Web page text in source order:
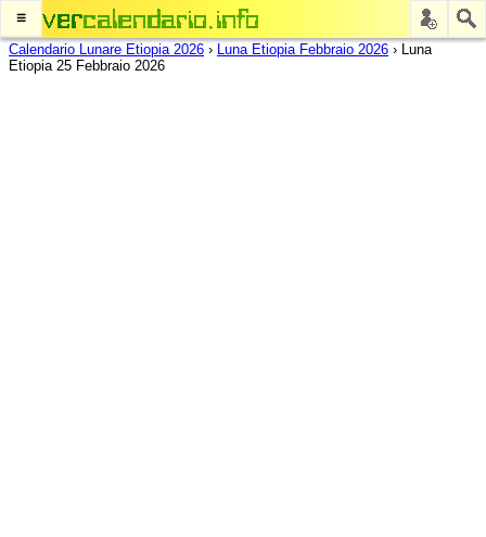
≡
Calendario Lunare Etiopia 2026 › Luna Etiopia Febbraio 2026 › Luna
Etiopia 25 Febbraio 2026